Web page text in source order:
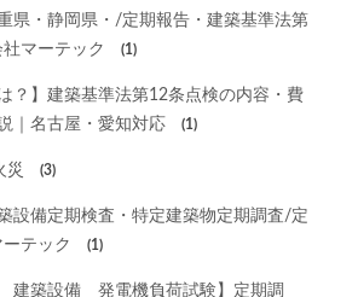
県・静岡県・/定期報告・建築基準法第
マーテック
(1)
？】建築基準法第12条点検の内容・費
｜名古屋・愛知対応
(1)
災 (3)
設備定期検査・特定建築物定期調査/定
テック
(1)
建築設備 発電機負荷試験】定期調